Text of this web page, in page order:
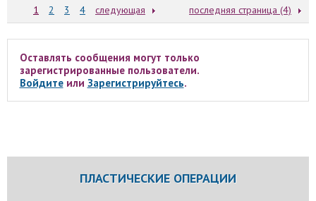
1 2 3 4 следующая последняя страница (4)
Оставлять сообщения могут только
зарегистрированные пользователи.
Войдитеили Зарегистрируйтесь.
ПЛАСТИЧЕСКИЕ ОПЕРАЦИИ